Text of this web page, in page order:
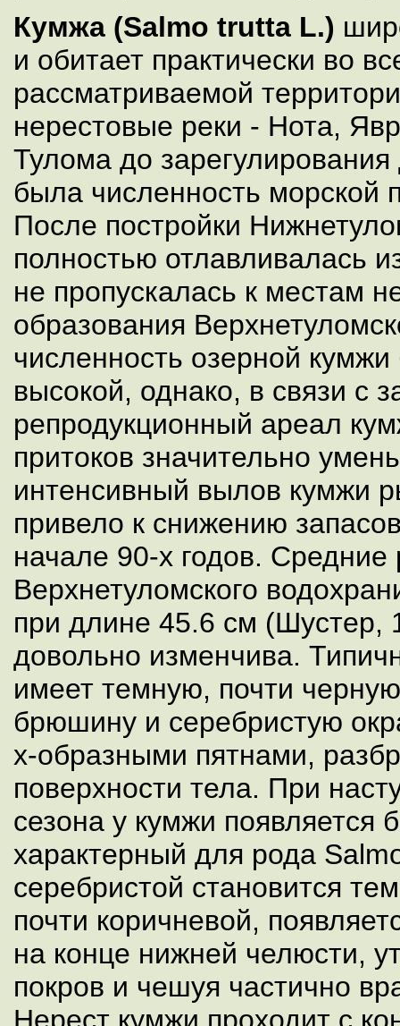
Кумжа (Salmo trutta L.)
и обитает практически во
рассматриваемой
нерестовые реки - Нота,
Тулома до
была численность морской
После постройки
полностью отлавливалась
не пропускалась к местам
образования
численность озерной
высокой, однако, в связи с
репродукционный ареал
притоков значительно
интенсивный вылов кумжи
привело к снижению
начале 90-х годов.
Верхнетуломского
при длине 45.6 см (Шустер,
довольно изменчива.
имеет темную, почти
брюшину и серебристую
х-образными пятнами,
поверхности тела. При
сезона у кумжи появляется
характерный для рода
серебристой становится
почти коричневой,
на конце нижней челюсти,
покров и чешуя частично